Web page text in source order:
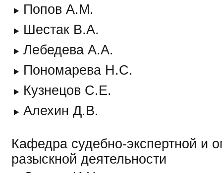
Попов А.М.
Шестак В.А.
Лебедева А.А.
Пономарева Н.С.
Кузнецов С.Е.
Алехин Д.В.
Кафедра судебно-экспертной и
разыскной деятельности